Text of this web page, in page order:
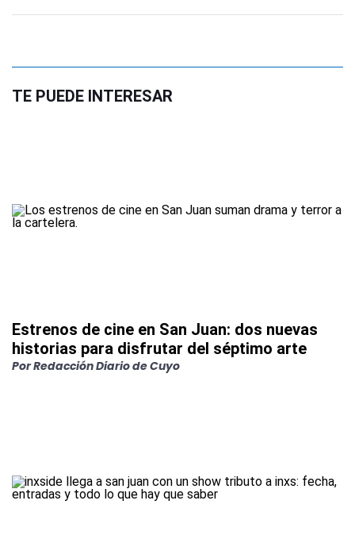
TE PUEDE INTERESAR
Estrenos de cine en San Juan: dos nuevas
historias para disfrutar del séptimo arte
PorRedacción Diario de Cuyo